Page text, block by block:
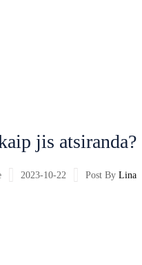
2023-10-22 Post By Lina
jis atsiranda?